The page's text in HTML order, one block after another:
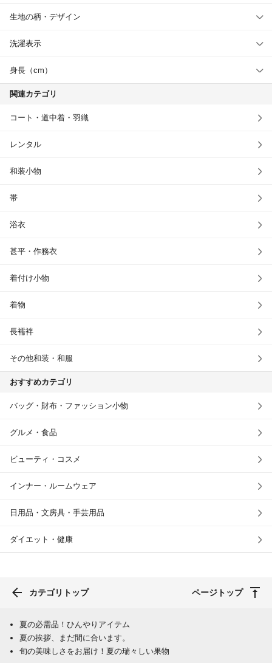
生地の柄・デザイン
洗濯表示
身長（cm）
関連カテゴリ
コート・道中着・羽織
レンタル
和装小物
帯
浴衣
甚平・作務衣
着付け小物
着物
長襦袢
その他和装・和服
おすすめカテゴリ
バッグ・財布・ファッション小物
グルメ・食品
ビューティ・コスメ
インナー・ルームウェア
日用品・文房具・手芸用品
ダイエット・健康
カテゴリトップ ページトップ
夏の必需品！ひんやりアイテム
夏の挨拶、まだ間に合います。
旬の美味しさをお届け！夏の瑞々しい果物